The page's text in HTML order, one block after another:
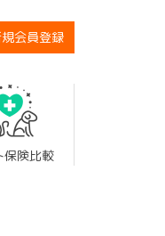
会員登録
保険比較